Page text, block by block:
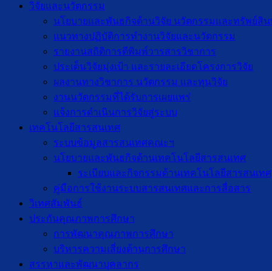
วิจัยและนวัตกรรม
นโยบายและพันธกิจด้านวิจัย นวัตกรรมและทรัพย์สิ
แนวทางปฏิบัติการทำงานวิจัยและนวัตกรรม
รายงานสถิติการตีพิมพ์วารสารวิชาการ
ประเด็นวิจัยมุ่งเป้า และรายละเอียดโครงการวิจัย
ผลงานทางวิชาการ นวัตกรรม และทุนวิจัย
งานนวัตกรรมที่ได้รับการเผยแพร่
แจ้งการดำเนินการวิจัยสู่ระบบ
เทคโนโลยีสารสนเทศ
ระบบข้อมูลสารสนเทศคณะฯ
นโยบายและพันธกิจด้านเทคโนโลยีสารสนเทศ
ระเบียบและกิจกรรมด้านเทคโนโลยีสารสนเทศ
คู่มือการใช้งานระบบสารสนเทศและการสื่อสาร
วิเทศสัมพันธ์
ประกันคุณภาพการศึกษา
การพัฒนาคุณภาพการศึกษา
บริหารความเสี่ยงด้านการศึกษา
สรรหาและพัฒนาบุคลากร